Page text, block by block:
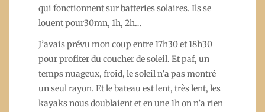
qui fonctionnent sur batteries solaires. Ils se
louent pour30mn, 1h, 2h…
J’avais prévu mon coup entre 17h30 et 18h30
pour profiter du coucher de soleil. Et paf, un
temps nuageux, froid, le soleil n’a pas montré
un seul rayon. Et le bateau est lent, très lent, les
kayaks nous doublaient et en une 1h on n’a rien